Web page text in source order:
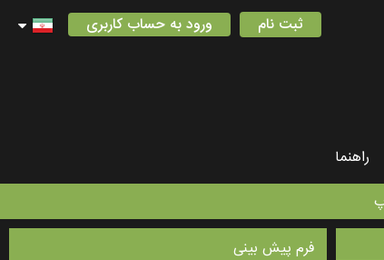
ثبت نام ورود به حساب کاربری
راهنما
فرم پیش بینی